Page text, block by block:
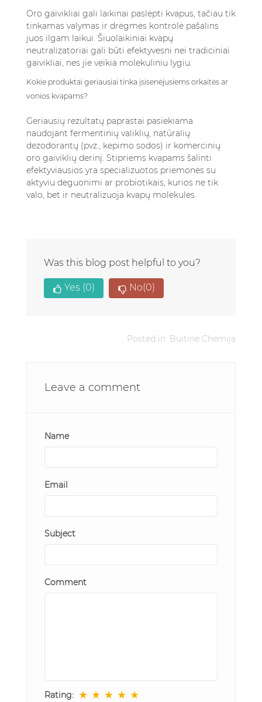
Oro gaivikliai gali laikinai paslėpti kvapus, tačiau tik
tinkamas valymas ir drėgmės kontrolė pašalins
juos ilgam laikui. Šiuolaikiniai kvapų
neutralizatoriai gali būti efektyvesni nei tradiciniai
gaivikliai, nes jie veikia molekuliniu lygiu.
Kokie produktai geriausiai tinka įsisenėjusiems orkaitės ar
vonios kvapams?
Geriausių rezultatų paprastai pasiekiama
naudojant fermentinių valiklių, natūralių
dezodorantų (pvz., kepimo sodos) ir komercinių
oro gaiviklių derinį. Stipriems kvapams šalinti
efektyviausios yra specializuotos priemonės su
aktyviu deguonimi ar probiotikais, kurios ne tik
valo, bet ir neutralizuoja kvapų molekules.
Was this blog post helpful to you?
Yes (0) No(0)
Posted in: Buitinė Chemija
Leave a comment
Name
Email
Subject
Comment
Rating: ★ ★ ★ ★ ★